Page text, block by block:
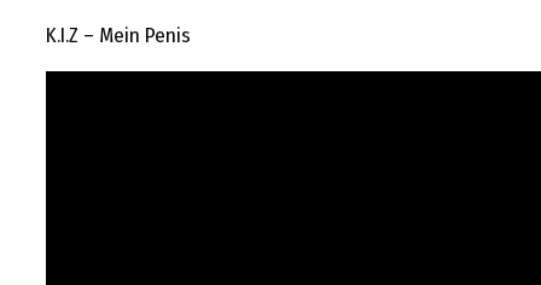
K.I.Z – Mein Penis